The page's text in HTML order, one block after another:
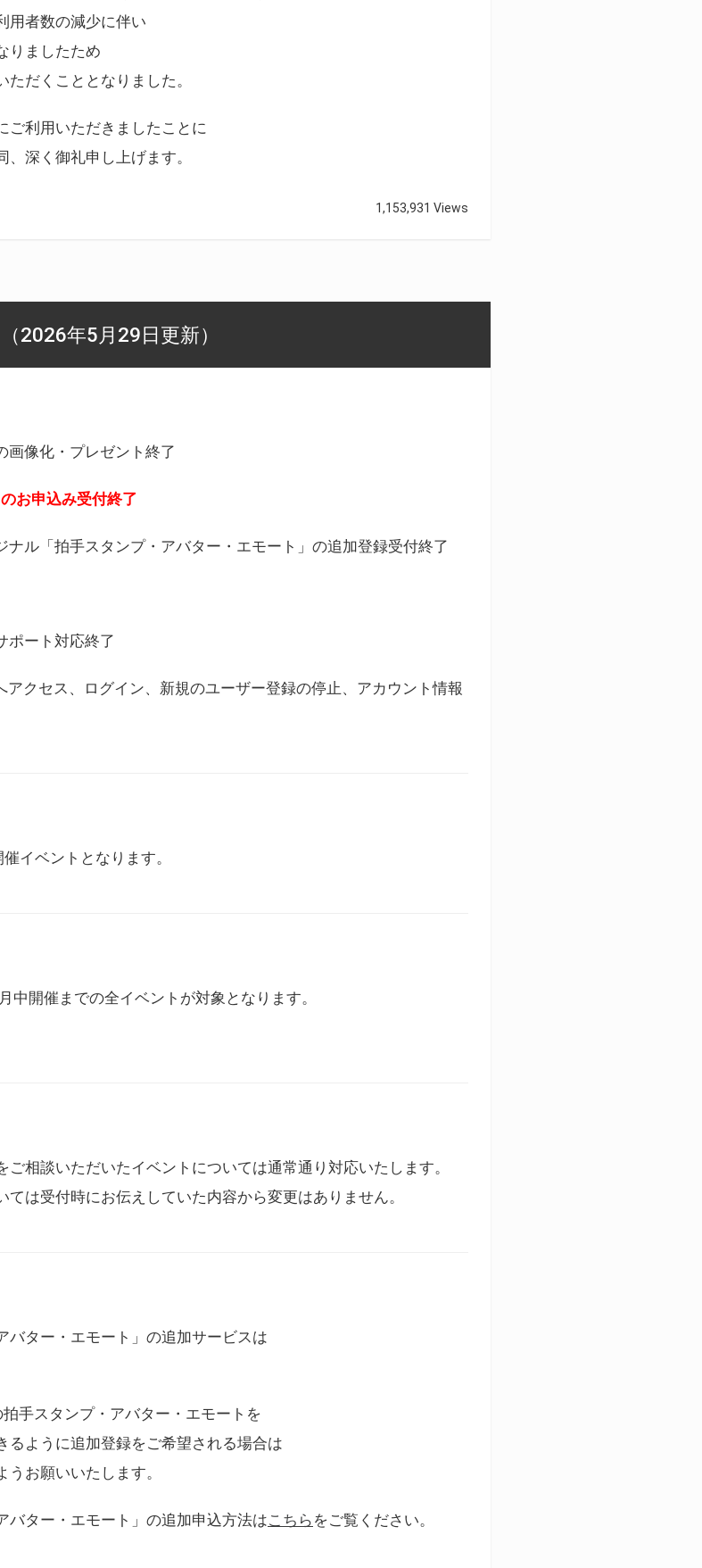
用者数の減少に伴い
りましたため
だくこととなりました。
ご利用いただきましたことに
、深く御礼申し上げます。
1,153,931 Views
2026年5月29日更新）
画像化・プレゼント終了
お申込み受付終了
ル「拍手スタンプ・アバター・エモート」の追加登録受付終了
ポート対応終了
アクセス、ログイン、新規のユーザー登録の停止、アカウント情報
イベントとなります。
中開催までの全イベントが対象となります。
相談いただいたイベントについては通常通り対応いたします。
は受付時にお伝えしていた内容から変更はありません。
バター・エモート」の追加サービスは
手スタンプ・アバター・エモートを
るように追加登録をご希望される場合は
うお願いいたします。
バター・エモート」の追加申込方法はこちら をご覧ください。